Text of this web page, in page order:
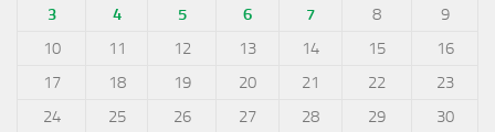
3
4 5 6 7 8
9
10
11 12 13 14 15
16
17
18 19 20 21 22
23
24
25 26 27 28 29
30